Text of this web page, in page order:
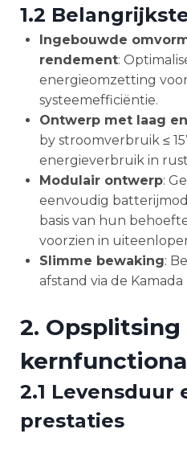
1.2
Ingebouwde
rendement:
energieomzetting
systeemefficiëntie.
Ontwerp met laag
by stroomverbruik ≤
energieverbruik in
Modulair ontwerp:
eenvoudig
basis van hun
voorzien in
Slimme bewaking:
afstand via de
2. Opsplitsing
2.1 Levensduur
prestaties